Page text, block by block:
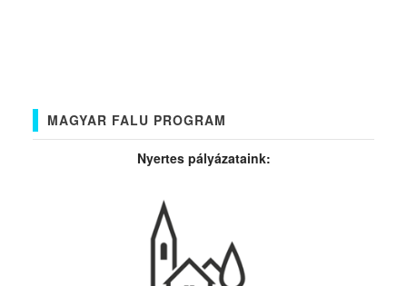
MAGYAR FALU PROGRAM
Nyertes pályázataink: